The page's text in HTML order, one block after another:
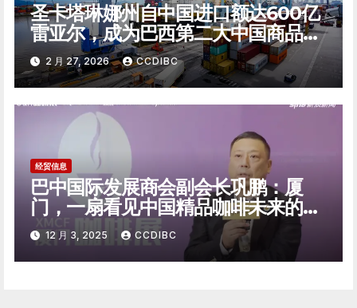
圣卡塔琳娜州自中国进口额达600亿
雷亚尔，成为巴西第二大中国商品进
口州
2 月 27, 2026 CCDIBC
经贸信息
巴中国际发展商会副会长巩鹏：厦
门，一扇看见中国精品咖啡未来的窗
口12 月 3, 2025 CCDIBC